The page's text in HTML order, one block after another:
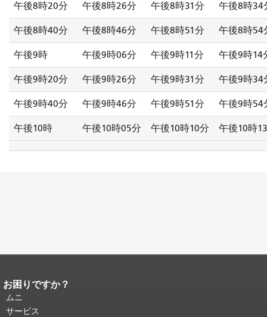
午後8時20分 午後8時26分 午後8時31分 午後8時34
午後8時40分 午後8時46分 午後8時51分 午後8時54
午後9時 午後9時06分 午後9時11分 午後9時14
午後9時20分 午後9時26分 午後9時31分 午後9時34
午後9時40分 午後9時46分 午後9時51分 午後9時54
午後10時 午後10時05分 午後10時10分 午後10時
ページコンテンツの終わり。
ジの残りの部分はすべてのページで繰
り返されます。
お困りですか？
ムニ
サービス